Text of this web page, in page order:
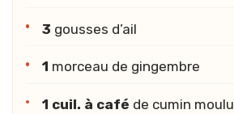
3 gousses d’ail
1 morceau de gingembre
1 cuil. à café de cumin moulu